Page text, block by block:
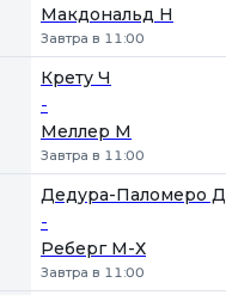
Макдональд Н
Завтра в 11:00
Крету Ч
-
Меллер М
Завтра в 11:00
Дедура-Паломеро Д
-
Реберг М-Х
Завтра в 11:00